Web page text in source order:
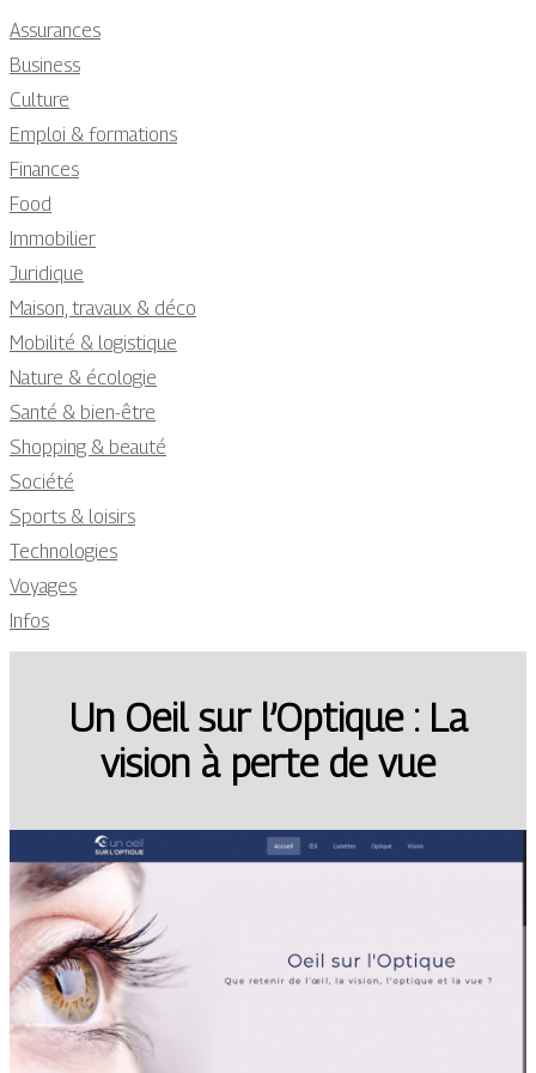
Assurances
Business
Culture
Emploi & formations
Finances
Food
Immobilier
Juridique
Maison, travaux & déco
Mobilité & logistique
Nature & écologie
Santé & bien-être
Shopping & beauté
Société
Sports & loisirs
Technologies
Voyages
Infos
Un Oeil sur l’Optique : La
vision à perte de vue